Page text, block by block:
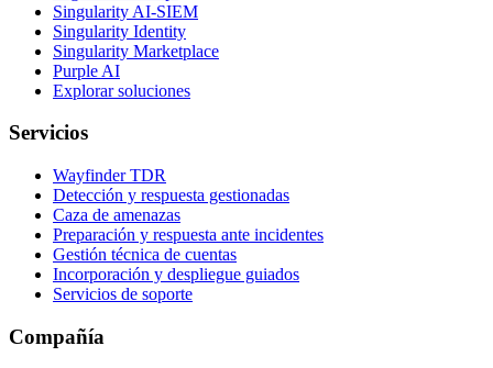
Singularity AI-SIEM
Singularity Identity
Singularity Marketplace
Purple AI
Explorar soluciones
Servicios
Wayfinder TDR
Detección y respuesta gestionadas
Caza de amenazas
Preparación y respuesta ante incidentes
Gestión técnica de cuentas
Incorporación y despliegue guiados
Servicios de soporte
Compañía